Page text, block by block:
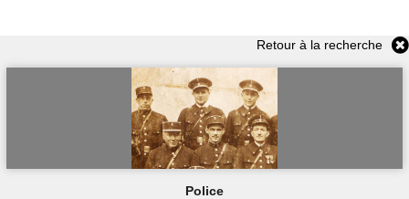
Retour à la recherche
Police